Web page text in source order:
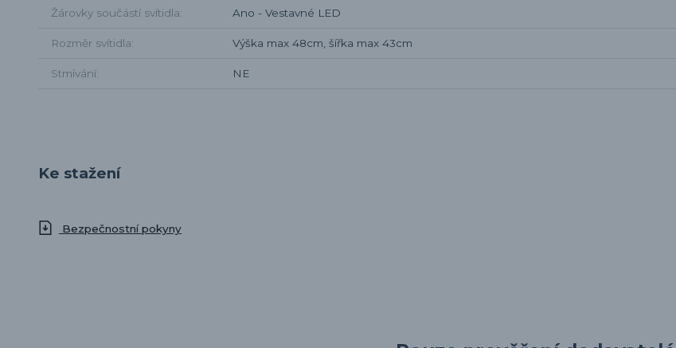
Žárovky součástí svítidla Ano - Vestavné LED
Rozměr svítidla Výška max 48cm, šířka max 43cm
Stmívání NE
Ke stažení
Bezpečnostní pokyny